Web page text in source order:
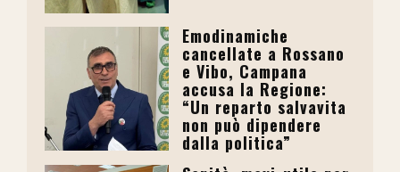
Emodinamiche
cancellate a Rossano
e Vibo, Campana
accusa la Regione:
“Un reparto salvavita
non può dipendere
dalla politica”